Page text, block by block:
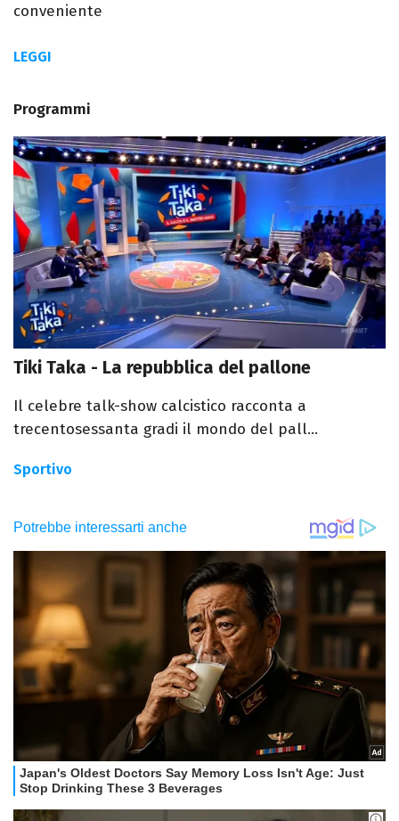
conveniente
LEGGI
Programmi
Tiki Taka - La repubblica del pallone
Il celebre talk-show calcistico racconta a
trecentosessanta gradi il mondo del pall...
Sportivo